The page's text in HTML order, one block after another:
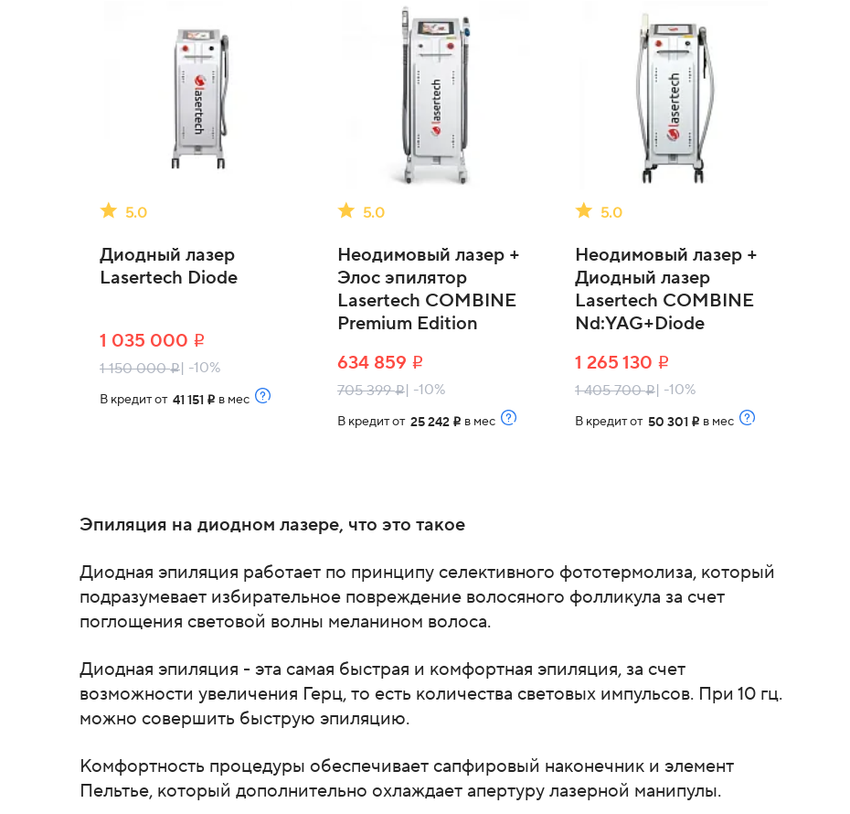
5.0
Диодный лазер
Lasertech Diode
1 035 000 i
1 150 000i| -10%
В кредит от 41 151 i в мес
5.0
Неодимовый лазер +
Элос эпилятор
Lasertech COMBINE
Premium Edition
634 859 i
705 399i| -10%
В кредит от 25 242 i в мес
5.0
Неодимовый лазер +
Диодный лазер
Lasertech COMBINE
Nd:YAG+Diode
1 265 130 i
1 405 700i| -10%
В кредит от 50 301 i в мес
Эпиляция на диодном лазере, что это такое
Диодная эпиляция работает по принципу селективного фототермолиза, который
подразумевает избирательное повреждение волосяного фолликула за счет
поглощения световой волны меланином волоса.
Диодная эпиляция - эта самая быстрая и комфортная эпиляция, за счет
возможности увеличения Герц, то есть количества световых импульсов. При 10 гц.
можно совершить быструю эпиляцию.
Комфортность процедуры обеспечивает сапфировый наконечник и элемент
Пельтье, который дополнительно охлаждает апертуру лазерной манипулы.